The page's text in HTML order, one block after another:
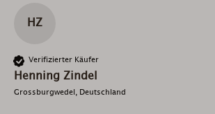
HZ
Verifizierter Käufer
Henning Zindel
Grossburgwedel, Deutschland